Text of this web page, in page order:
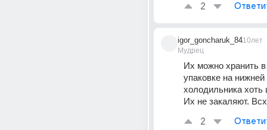
2
igor_goncharuk_84
Мудрец
10лет
Их можно хранить в
упаковке на нижней
холодильника хоть
Их не закаляют.
2